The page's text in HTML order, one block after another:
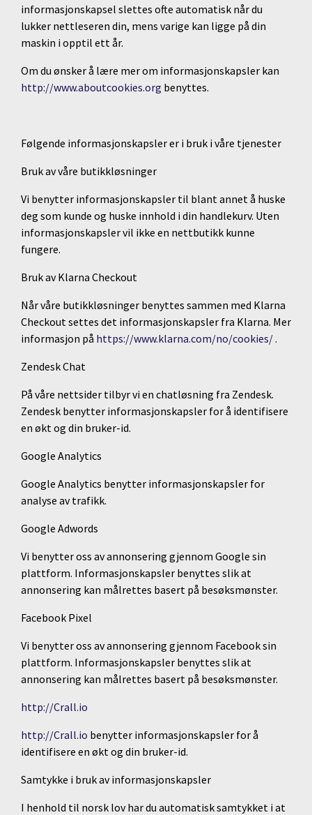
informasjonskapsel slettes ofte automatisk når du
lukker nettleseren din, mens varige kan ligge på din
maskin i opptil ett år.
Om du ønsker å lære mer om informasjonskapsler kan
http://www.aboutcookies.org benyttes.
Følgende informasjonskapsler er i bruk i våre tjenester
Bruk av våre butikkløsninger
Vi benytter informasjonskapsler til blant annet å huske
deg som kunde og huske innhold i din handlekurv. Uten
informasjonskapsler vil ikke en nettbutikk kunne
fungere.
Bruk av Klarna Checkout
Når våre butikkløsninger benyttes sammen med Klarna
Checkout settes det informasjonskapsler fra Klarna. Mer
informasjon på https://www.klarna.com/no/cookies/.
Zendesk Chat
På våre nettsider tilbyr vi en chatløsning fra Zendesk.
Zendesk benytter informasjonskapsler for å identifisere
en økt og din bruker-id.
Google Analytics
Google Analytics benytter informasjonskapsler for
analyse av trafikk.
Google Adwords
Vi benytter oss av annonsering gjennom Google sin
plattform. Informasjonskapsler benyttes slik at
annonsering kan målrettes basert på besøksmønster.
Facebook Pixel
Vi benytter oss av annonsering gjennom Facebook sin
plattform. Informasjonskapsler benyttes slik at
annonsering kan målrettes basert på besøksmønster.
http://Crall.io
http://Crall.io benytter informasjonskapsler for å
identifisere en økt og din bruker-id.
Samtykke i bruk av informasjonskapsler
I henhold til norsk lov har du automatisk samtykket i at